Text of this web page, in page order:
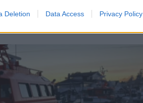
Deletion Data Access Privacy Policy
drift - om enn ennå som et